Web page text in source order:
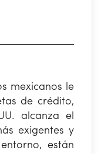
mexicanos le
de crédito,
alcanza el
exigentes y
están